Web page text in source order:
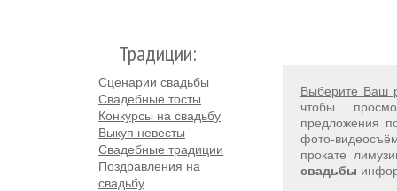
Традиции:
Сценарии свадьбы
Свадебные тосты
Конкурсы на свадьбу
Выкуп невесты
Свадебные традиции
Поздравления на
свадьбу
Выберите Ваш
чтобы
предложения
фото-
прокате
свадьбы